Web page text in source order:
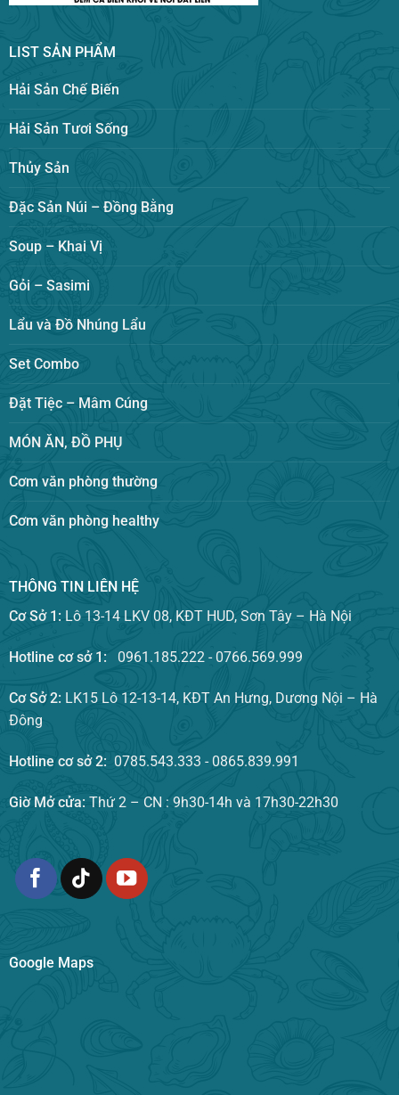
LIST SẢN PHẨM
Hải Sản Chế Biến
Hải Sản Tươi Sống
Thủy Sản
Đặc Sản Núi – Đồng Bằng
Soup – Khai Vị
Gỏi – Sasimi
Lẩu và Đồ Nhúng Lẩu
Set Combo
Đặt Tiệc – Mâm Cúng
MÓN ĂN, ĐỒ PHỤ
Cơm văn phòng thường
Cơm văn phòng healthy
THÔNG TIN LIÊN HỆ
Cơ Sở 1: Lô 13-14 LKV 08, KĐT HUD, Sơn Tây – Hà Nội
Hotline cơ sở 1:0961.185.222 - 0766.569.999
Cơ Sở 2: LK15 Lô 12-13-14, KĐT An Hưng, Dương Nội – Hà
Đông
Hotline cơ sở 2: 0785.543.333 - 0865.839.991
Giờ Mở cửa: Thứ 2 – CN : 9h30-14h và 17h30-22h30
Google Maps